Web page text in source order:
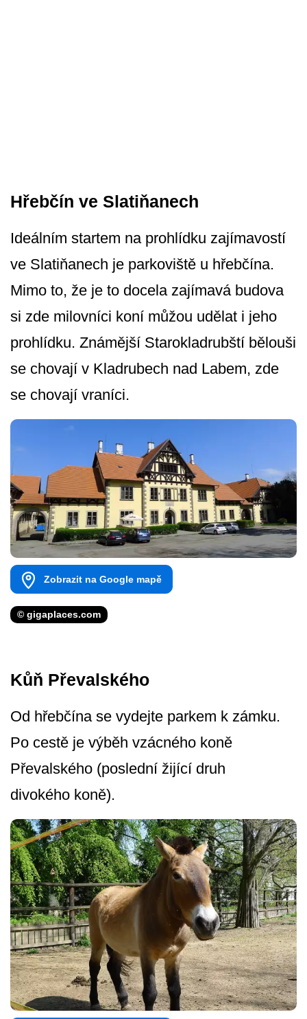
Hřebčín ve Slatiňanech
Ideálním startem na prohlídku zajímavostí
ve Slatiňanech je parkoviště u hřebčína.
Mimo to, že je to docela zajímavá budova
si zde milovníci koní můžou udělat i jeho
prohlídku. Známější Starokladrubští bělouši
se chovají v Kladrubech nad Labem, zde
se chovají vraníci.
Zobrazit na Google mapě
© gigaplaces.com
Kůň Převalského
Od hřebčína se vydejte parkem k zámku.
Po cestě je výběh vzácného koně
Převalského (poslední žijící druh
divokého koně).